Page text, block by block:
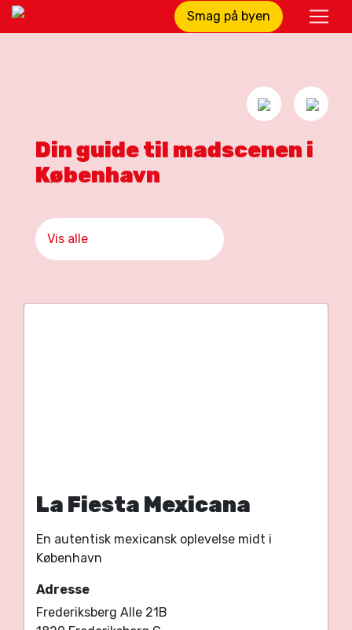
Smag på byen
Din guide til madscenen i
København
La Fiesta Mexicana
En autentisk mexicansk oplevelse midt i
København
Adresse
Frederiksberg Alle 21B